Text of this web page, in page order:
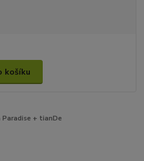
košíku
Paradise + tianDe